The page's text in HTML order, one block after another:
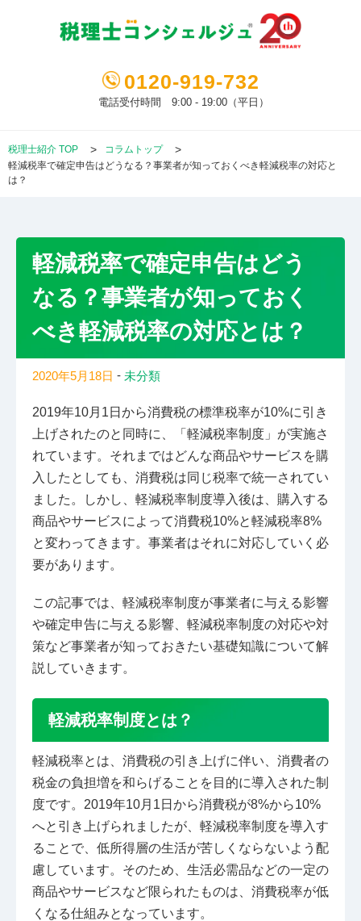
0120-919-732
電話受付時間 9:00 - 19:00（平日）
税理士紹介 TOP
コラムトップ
軽減税率で確定申告はどうなる？事業者が知っておくべき軽減税率の対応と
は？
軽減税率で確定申告はどう
なる？事業者が知っておく
べき軽減税率の対応とは？
2020年5月18日 - 未分類
2019年10月1日から消費税の標準税率が10%に引き
上げされたのと同時に、「軽減税率制度」が実施さ
れています。それまではどんな商品やサービスを購
入したとしても、消費税は同じ税率で統一されてい
ました。しかし、軽減税率制度導入後は、購入する
商品やサービスによって消費税10%と軽減税率8%
と変わってきます。事業者はそれに対応していく必
要があります。
この記事では、軽減税率制度が事業者に与える影響
や確定申告に与える影響、軽減税率制度の対応や対
策など事業者が知っておきたい基礎知識について解
説していきます。
軽減税率制度とは？
軽減税率とは、消費税の引き上げに伴い、消費者の
税金の負担増を和らげることを目的に導入された制
度です。2019年10月1日から消費税が8%から10%
へと引き上げられましたが、軽減税率制度を導入す
ることで、低所得層の生活が苦しくならないよう配
慮しています。そのため、生活必需品などの一定の
商品やサービスなど限られたものは、消費税率が低
くなる仕組みとなっています。